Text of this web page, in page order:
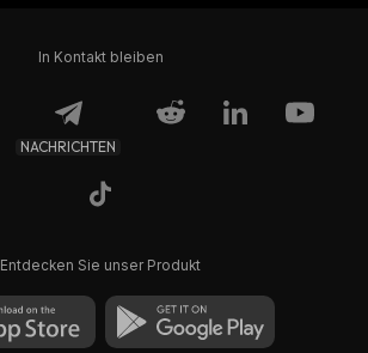
In Kontakt bleiben
NACHRICHTEN
Entdecken Sie unser Produkt